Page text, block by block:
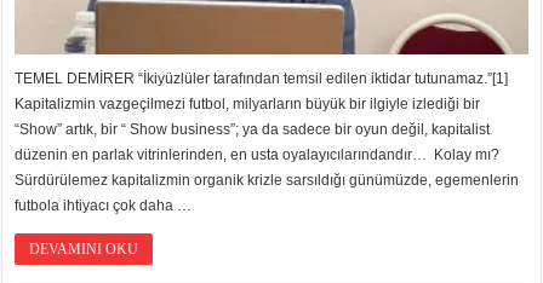
TEMEL DEMİRER “İkiyüzlüler tarafından temsil edilen iktidar tutunamaz.”[1]
Kapitalizmin vazgeçilmezi futbol, milyarların büyük bir ilgiyle izlediği bir
“Show” artık, bir “ Show business”; ya da sadece bir oyun değil, kapitalist
düzenin en parlak vitrinlerinden, en usta oyalayıcılarındandır… Kolay mı?
Sürdürülemez kapitalizmin organik krizle sarsıldığı günümüzde, egemenlerin
futbola ihtiyacı çok daha …
DEVAMINI OKU